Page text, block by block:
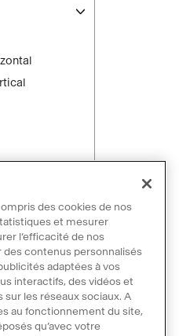
les filtres
des cookies de nos
et mesurer
l’efficacité de nos
contenus personnalisés
adaptées à vos
interactifs, des vidéos et
les réseaux sociaux. A
au fonctionnement du site,
qu’avec votre